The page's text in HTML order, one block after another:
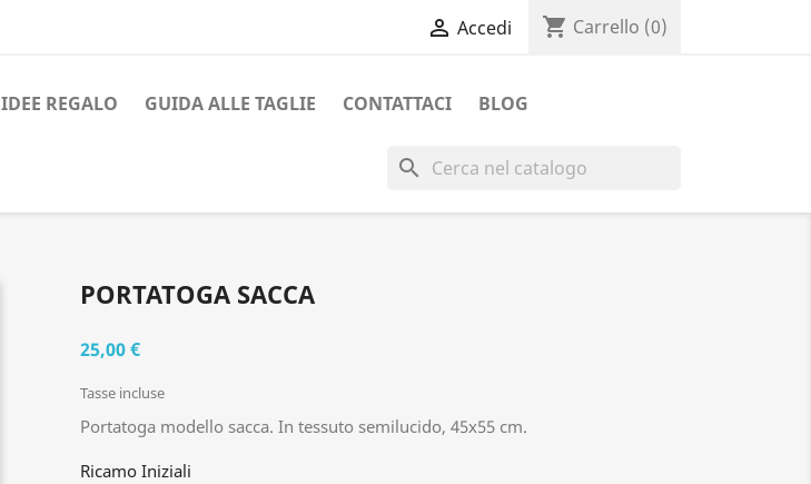
 Accedi shopping_cart Carrello (0)
IDEE REGALO GUIDA ALLE TAGLIE CONTATTACI BLOG
search
PORTATOGA SACCA
25,00 €
Tasse incluse
Portatoga modello sacca. In tessuto semilucido, 45x55 cm.
Ricamo Iniziali